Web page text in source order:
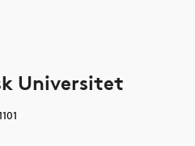
Universitet